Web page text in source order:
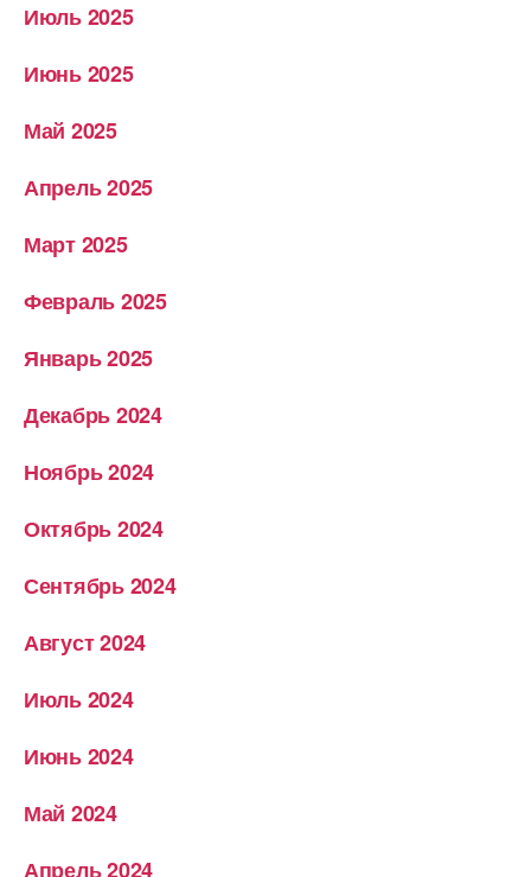
Июль 2025
Июнь 2025
Май 2025
Апрель 2025
Март 2025
Февраль 2025
Январь 2025
Декабрь 2024
Ноябрь 2024
Октябрь 2024
Сентябрь 2024
Август 2024
Июль 2024
Июнь 2024
Май 2024
Апрель 2024